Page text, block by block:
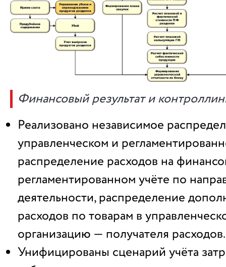
Финансовый результат и
Реализовано независимое
управленческом и
распределение расходов на
регламентированном учёте по
деятельности, распределение
расходов по товарам в
организацию — получателя расходов.
Унифицированы сценарий учёта